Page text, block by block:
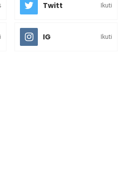
Twitt Ikuti
IG Ikuti